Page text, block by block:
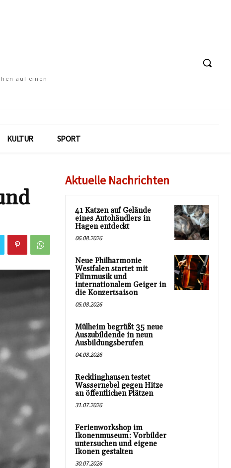
auf einen
KULTUR SPORT
Aktuelle Nachrichten
41 Katzen auf Gelände
eines Autohändlers in
Hagen entdeckt
06.08.2026
Neue Philharmonie
Westfalen startet mit
Filmmusik und
internationalem Geiger in
die Konzertsaison
05.08.2026
Mülheim begrüßt 35 neue
Auszubildende in neun
Ausbildungsberufen
04.08.2026
Recklinghausen testet
Wassernebel gegen Hitze
an öffentlichen Plätzen
31.07.2026
Ferienworkshop im
Ikonenmuseum: Vorbilder
untersuchen und eigene
Ikonen gestalten
30.07.2026